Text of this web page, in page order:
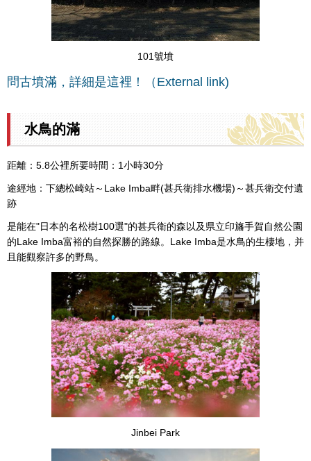
101號墳
問古墳滿，詳細是這裡！（External link)
水鳥的滿
距離：5.8公裡所要時間：1小時30分
途經地：下總松崎站～Lake Imba畔(甚兵衛排水機場)～甚兵衛交付遺
跡
是能在"日本的名松樹100選"的甚兵衛的森以及県立印旛手賀自然公園
的Lake Imba富裕的自然探勝的路線。Lake Imba是水鳥的生棲地，并
且能觀察許多的野鳥。
Jinbei Park